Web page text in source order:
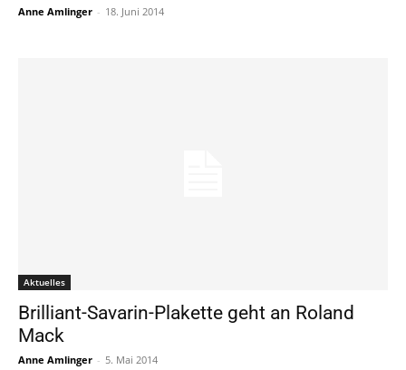
Anne Amlinger - 18. Juni 2014
Aktuelles
Brilliant-Savarin-Plakette geht an Roland
Mack
Anne Amlinger - 5. Mai 2014